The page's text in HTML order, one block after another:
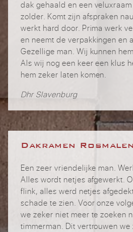
dak gehaald en een
zolder. Komt zijn afspraken
werkt hard door. Prima werk
en neemt de verpakkingen en
Gezellige man. Wij kunnen
Als wij nog een keer een klus
hem zeker laten komen.
Dhr Slavenburg
Dakramen Rosmalen
Een zeer vriendelijke man.
Alles wordt netjes afgewerkt.
flink, alles werd netjes
schade te zien. Voor onze
we zeker niet meer te zoeken
timmerman. Dit vertrouwen we